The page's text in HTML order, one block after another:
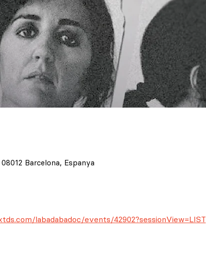
Barcelona, Espanya
labadabadoc/events/42902?sessionView=LIST